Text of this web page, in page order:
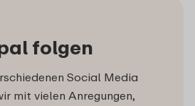
folgen
Social Media
mit vielen Anregungen,